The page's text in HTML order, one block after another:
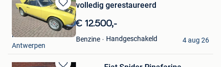
Bewaren
in
Mijn
Favorieten
volledig gerestaureerd
€ 12.500,-
Benzine Handgeschakeld
RACE POINT Nr 77
Antwerpen
4 aug 26